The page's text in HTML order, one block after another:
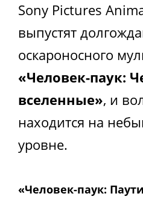
Sony Pictures
выпустят
оскароносного
«Человек-паук:
вселенные», и
находится на
уровне.
«Человек-паук: